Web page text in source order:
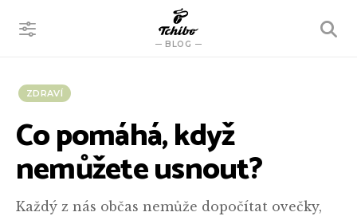
BLOG
VYHLEDÁVÁNÍ
ZDRAVÍ
Co pomáhá, když
nemůžete usnout?
Každý z nás občas nemůže dopočítat ovečky,